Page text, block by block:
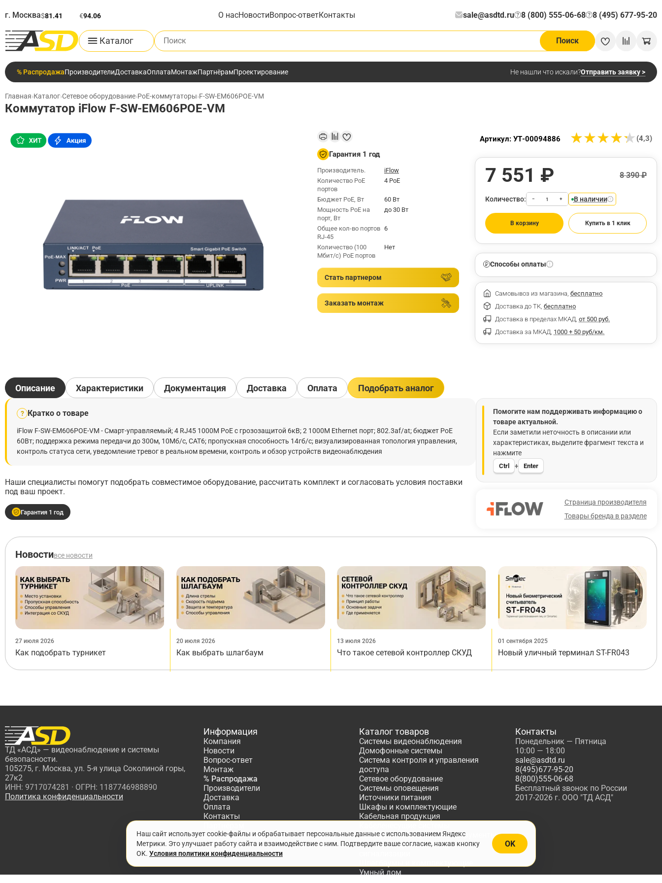
г. Москва$81.41 €94.06 О насНовостиВопрос-ответКонтакты sale@asdtd.ru 8 (800) 555-06-68
? 8 (495) 677-95-20
?
Каталог
Поиск по каталогу
Поиск
% РаспродажаПроизводителиДоставкаОплатаМонтажПартнёрамПроектирование Не нашли что искали?Отправить заявку >
Главная›Каталог›Сетевое оборудование›PoE-коммутаторы›F-SW-EM606POE-VM
Коммутатор iFlow F-SW-EM606POE-VM
Гарантия 1 год
Производитель.
iFlow
Количество PoE
портов
4 PoE
Бюджет РоЕ, Вт
60 Вт
Мощность РоЕ на
порт, Вт
до 30 Вт
Общее кол-во портов
RJ-45
6
Количество (100
Мбит/с) PoE портов
Нет
Стать партнером
Заказать монтаж
★★★★★
★★★★★ (4,3)
Артикул: УТ-00094886
7 551 ₽ 8 390 ₽
Количество: − + В наличии
В корзину Купить в 1 клик
Способы оплаты
Самовывоз из магазина, бесплатно
Доставка до ТК, бесплатно
Доставка в пределах МКАД, от 500 руб.
Доставка за МКАД, 1000 + 50 руб/км.
Описание
? Кратко о товаре
iFlow F-SW-EM606POE-VM - Смарт-управляемый; 4 RJ45 1000M PoE с грозозащитой 6кВ; 2 1000М Ethernet порт; 802.3af/at; бюджет PoE
60Вт; поддержка режима передачи до 300м, 10Мб/с, CAT6; пропускная способность 14гб/с; визуализированная топология управления,
контроль статуса сети, уведомление тревог в реальном времени, контроль и обзор устройств видеонаблюдения
Наши специалисты помогут подобрать совместимое оборудование, рассчитать комплект и согласовать условия поставки
под ваш проект.
Гарантия 1 год
Помогите нам поддерживать информацию о
товаре актуальной.
Если заметили неточность в описании или
характеристиках, выделите фрагмент текста и
нажмите
Ctrl + Enter
Страница производителя
Товары бренда в разделе
Характеристики Документация Доставка Оплата Подобрать аналог
Новостивсе новости
27 июля 2026
Как подобрать турникет
20 июля 2026
Как выбрать шлагбаум
13 июля 2026
Что такое сетевой контроллер СКУД
01 сентября 2025
Новый уличный терминал ST-FR043
ТД «АСД» — видеонаблюдение и системы
безопасности.
105275, г. Москва, ул. 5-я улица Соколиной горы,
27к2
ИНН: 9717074281 · ОГРН: 1187746988890
Политика конфиденциальности
Информация
Компания
Новости
Вопрос-ответ
Монтаж
% Распродажа
Производители
Доставка
Оплата
Контакты
Проектирование
Каталог товаров
Системы видеонаблюдения
Домофонные системы
Система контроля и управления
доступа
Сетевое оборудование
Системы оповещения
Источники питания
Шкафы и комплектующие
Кабельная продукция
Расходные материалы, Инструменты
Системы охранно-пожарной
Умный дом
Контакты
Понедельник — Пятница
10:00 — 18:00
sale@asdtd.ru
8(495)677-95-20
8(800)555-06-68
Бесплатный звонок по России
2017-2026 г. ООО "ТД АСД"
Наш сайт использует cookie-файлы и обрабатывает персональные данные с использованием Яндекс
Метрики. Это улучшает работу сайта и взаимодействие с ним. Подтвердите ваше согласие, нажав кнопку
OK. Условия политики конфиденциальности
OK